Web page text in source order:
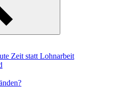
Zeit statt Lohnarbeit